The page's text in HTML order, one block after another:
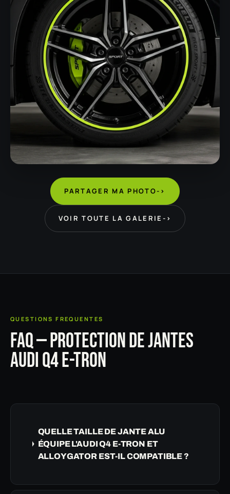
PARTAGER MA PHOTO->
VOIR TOUTE LA GALERIE ->
QUESTIONS FREQUENTES
FAQ — PROTECTION DE JANTES
AUDI Q4 E-TRON
QUELLE TAILLE DE JANTE ALU
ÉQUIPE L'AUDI Q4 E-TRON ET
ALLOYGATOR EST-IL COMPATIBLE ?